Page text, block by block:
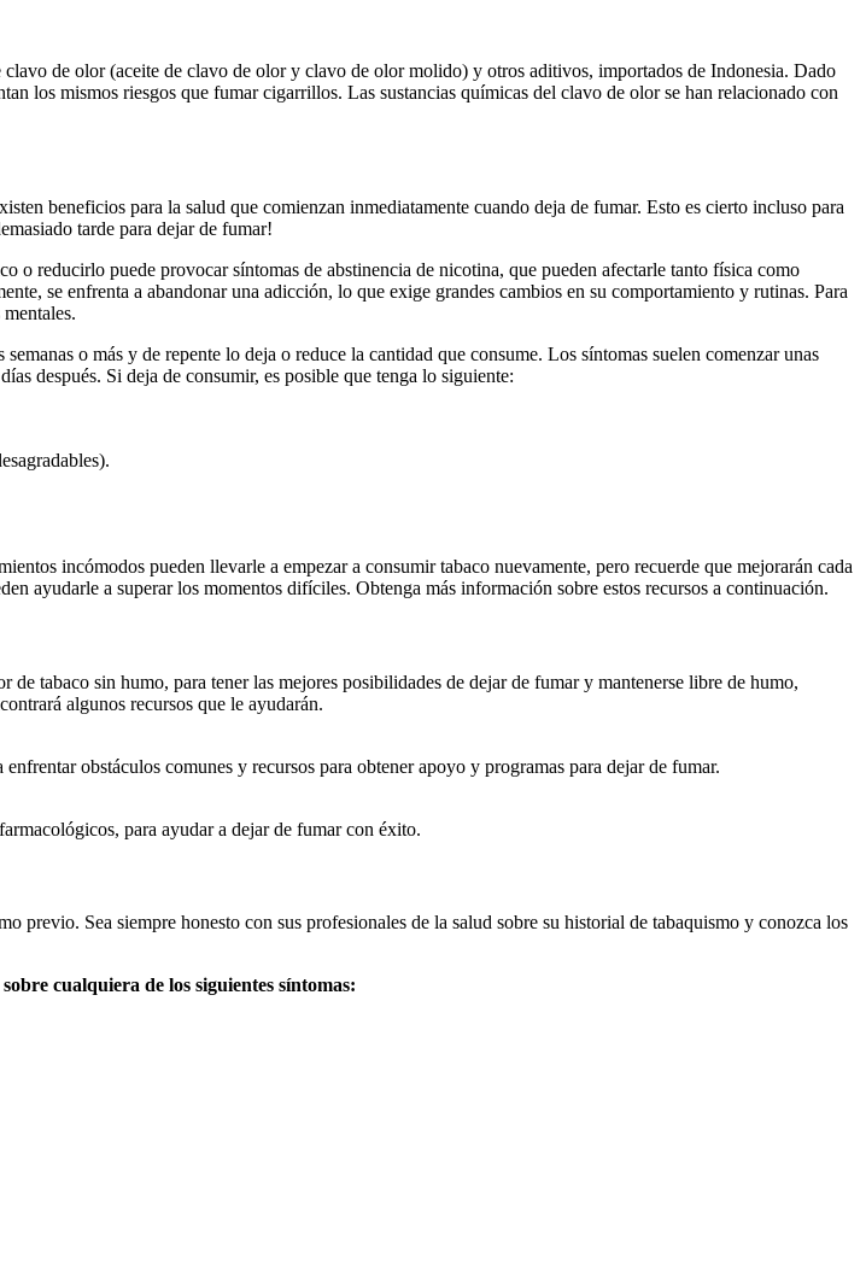
de olor (aceite de clavo de olor y clavo de olor molido) y otros aditivos, importados de Indonesia. Dado
los mismos riesgos que fumar cigarrillos. Las sustancias químicas del clavo de olor se han relacionado con
beneficios para la salud que comienzan inmediatamente cuando deja de fumar. Esto es cierto incluso para
tarde para dejar de fumar!
o reducirlo puede provocar síntomas de abstinencia de nicotina, que pueden afectarle tanto física como
se enfrenta a abandonar una adicción, lo que exige grandes cambios en su comportamiento y rutinas. Para
o más y de repente lo deja o reduce la cantidad que consume. Los síntomas suelen comenzar unas
después. Si deja de consumir, es posible que tenga lo siguiente:
incómodos pueden llevarle a empezar a consumir tabaco nuevamente, pero recuerde que mejorarán cada
ayudarle a superar los momentos difíciles. Obtenga más información sobre estos recursos a continuación.
tabaco sin humo, para tener las mejores posibilidades de dejar de fumar y mantenerse libre de humo,
algunos recursos que le ayudarán.
obstáculos comunes y recursos para obtener apoyo y programas para dejar de fumar.
para ayudar a dejar de fumar con éxito.
previo. Sea siempre honesto con sus profesionales de la salud sobre su historial de tabaquismo y conozca los
cualquiera de los siguientes síntomas: